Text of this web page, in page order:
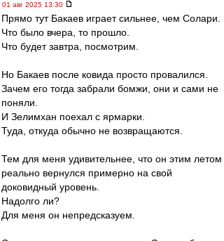
01 авг 2025 13:30
Прямо тут Бакаев играет сильнее, чем Солари.
Что было вчера, то прошло.
Что будет завтра, посмотрим.
Но Бакаев после ковида просто провалился.
Зачем его тогда забрали бомжи, они и сами не
поняли.
И Зелимхан поехал с ярмарки.
Туда, откуда обычно не возвращаются.
Тем для меня удивительнее, что он этим летом
реально вернулся примерно на свой
доковидный уровень.
Надолго ли?
Для меня он непредсказуем.